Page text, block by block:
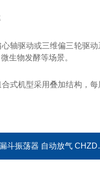
轴驱动或三维偏三轮驱
生物发酵等场景。
式机型采用叠加结构，
斗振荡器 自动放气 CHZD-6F